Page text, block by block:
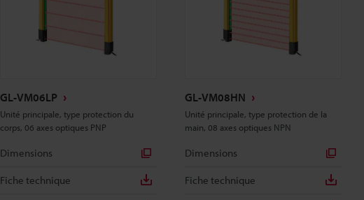
GL-VM06LP
Unité principale, type protection du
corps, 06 axes optiques PNP
Dimensions
Fiche technique
GL-VM08HN
Unité principale, type protection de la
main, 08 axes optiques NPN
Dimensions
Fiche technique